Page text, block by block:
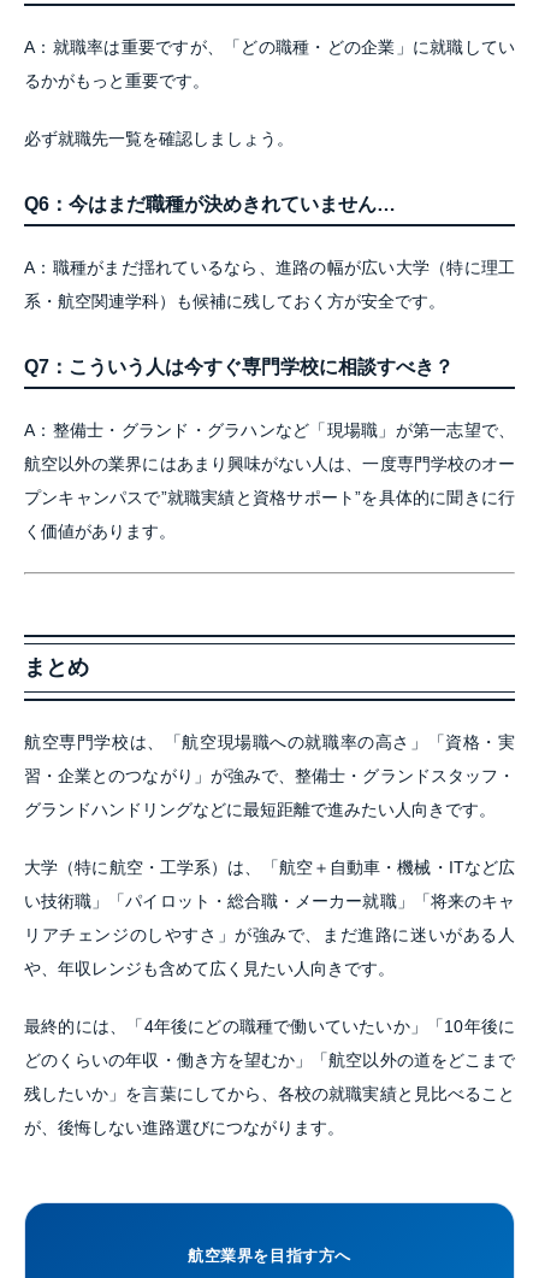
A：就職率は重要ですが、「どの職種・どの企業」に就職してい
るかがもっと重要です。
必ず就職先一覧を確認しましょう。
Q6：今はまだ職種が決めきれていません…
A：職種がまだ揺れているなら、進路の幅が広い大学（特に理工
系・航空関連学科）も候補に残しておく方が安全です。
Q7：こういう人は今すぐ専門学校に相談すべき？
A：整備士・グランド・グラハンなど「現場職」が第一志望で、
航空以外の業界にはあまり興味がない人は、一度専門学校のオー
プンキャンパスで”就職実績と資格サポート”を具体的に聞きに行
く価値があります。
まとめ
航空専門学校は、「航空現場職への就職率の高さ」「資格・実
習・企業とのつながり」が強みで、整備士・グランドスタッフ・
グランドハンドリングなどに最短距離で進みたい人向きです。
大学（特に航空・工学系）は、「航空＋自動車・機械・ITなど広
い技術職」「パイロット・総合職・メーカー就職」「将来のキャ
リアチェンジのしやすさ」が強みで、まだ進路に迷いがある人
や、年収レンジも含めて広く見たい人向きです。
最終的には、「4年後にどの職種で働いていたいか」「10年後に
どのくらいの年収・働き方を望むか」「航空以外の道をどこまで
残したいか」を言葉にしてから、各校の就職実績と見比べること
が、後悔しない進路選びにつながります。
航空業界を目指す方へ